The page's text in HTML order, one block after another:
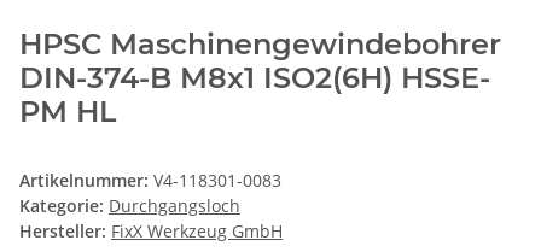
HPSC Maschinengewindebohrer
DIN-374-B M8x1 ISO2(6H) HSSE-
PM HL
Artikelnummer: V4-118301-0083
Kategorie: Durchgangsloch
Hersteller: FixX Werkzeug GmbH